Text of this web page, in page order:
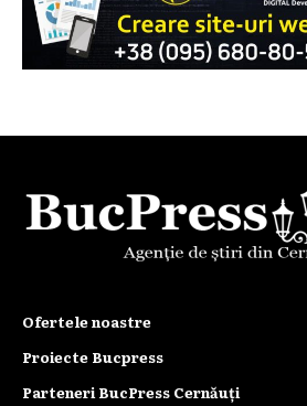
Ofertele noastre
Proiecte Bucpress
Parteneri BucPress Cernăuți